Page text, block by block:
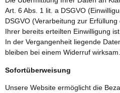
Art. 6 Abs. 1 lit. a DSGVO
DSGVO (Verarbeitung zur
Ihrer bereits erteilten Einwilligung
In der Vergangenheit liegende
bleiben bei einem Widerruf wirksam.
Sofortüberweisung
Unsere Website ermöglicht die